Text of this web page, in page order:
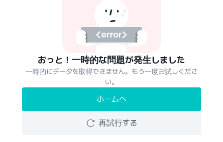
おっと！一時的な問題が発生しました
一時的にデータを取得できません。もう一度お試しくださ
い。
ホームへ
再試行する